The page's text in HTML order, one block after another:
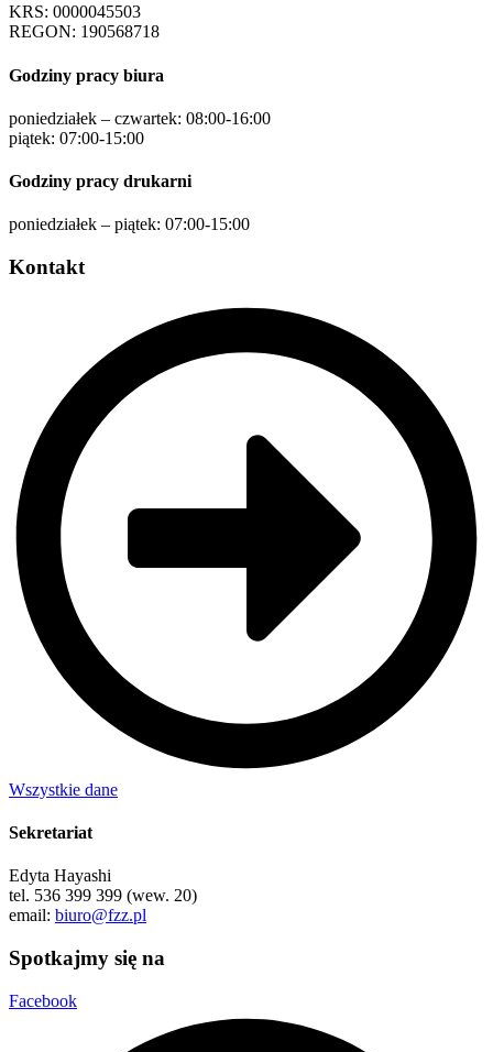
KRS: 0000045503
REGON: 190568718
Godziny pracy biura
poniedziałek – czwartek: 08:00-16:00
piątek: 07:00-15:00
Godziny pracy drukarni
poniedziałek – piątek: 07:00-15:00
Kontakt
Wszystkie dane
Sekretariat
Edyta Hayashi
tel. 536 399 399 (wew. 20)
email: biuro@fzz.pl
Spotkajmy się na
Facebook